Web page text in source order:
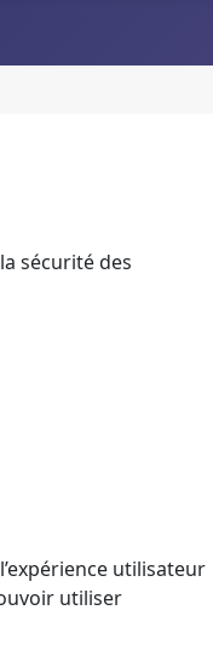
sécurité des
utilisateur
utiliser